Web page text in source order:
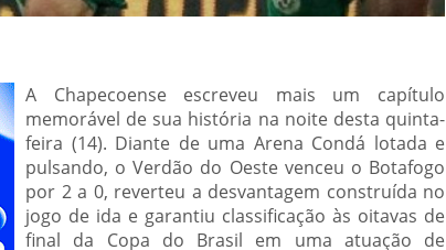
A Chapecoense escreveu mais um capítulo
memorável de sua história na noite desta quinta-
feira (14). Diante de uma Arena Condá lotada e
pulsando, o Verdão do Oeste venceu o Botafogo
por 2 a 0, reverteu a desvantagem construída no
jogo de ida e garantiu classificação às oitavas de
final da Copa do Brasil em uma atuação de